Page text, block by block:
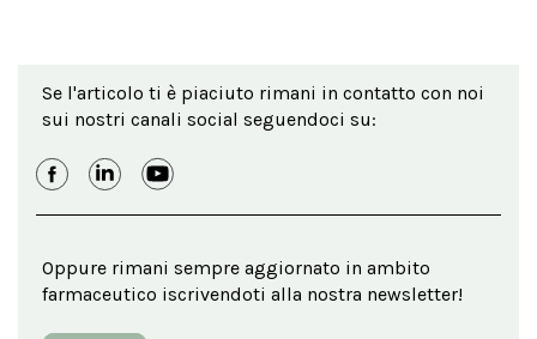
Se l'articolo ti è piaciuto rimani in contatto con noi
sui nostri canali social seguendoci su:
Oppure rimani sempre aggiornato in ambito
farmaceutico iscrivendoti alla nostra newsletter!